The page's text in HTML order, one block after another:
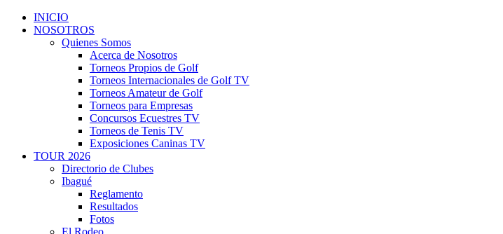
INICIO
NOSOTROS
Quienes Somos
Acerca de Nosotros
Torneos Propios de Golf
Torneos Internacionales de Golf TV
Torneos Amateur de Golf
Torneos para Empresas
Concursos Ecuestres TV
Torneos de Tenis TV
Exposiciones Caninas TV
TOUR 2026
Directorio de Clubes
Ibagué
Reglamento
Resultados
Fotos
El Rodeo